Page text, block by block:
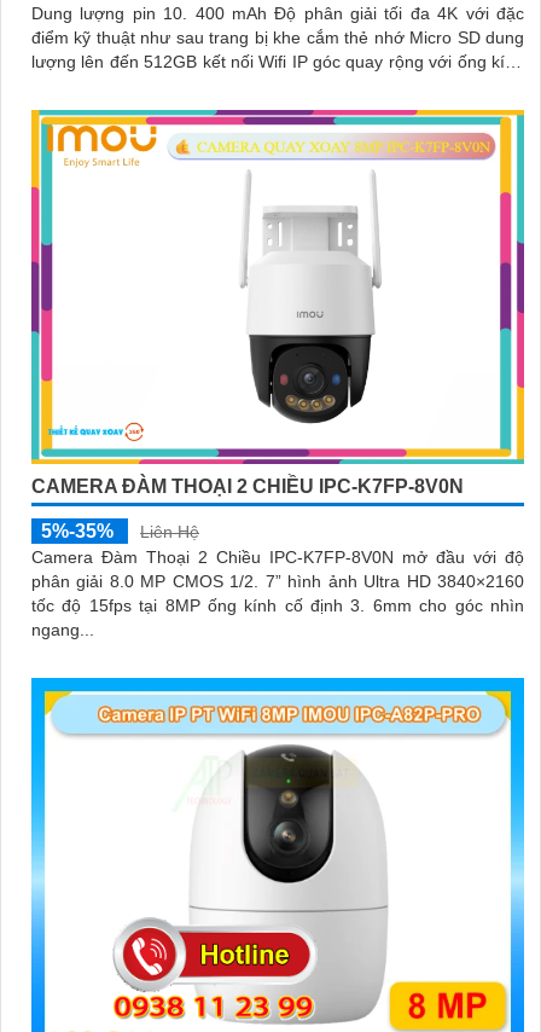
Dung lượng pin 10. 400 mAh Độ phân giải tối đa 4K với đặc
điểm kỹ thuật như sau trang bị khe cắm thẻ nhớ Micro SD dung
lượng lên đến 512GB kết nối Wifi IP góc quay rộng với ống kính
CAMERA ĐÀM THOẠI 2 CHIỀU IPC-K7FP-8V0N
5%-35%
Liên Hệ
Camera Đàm Thoại 2 Chiều IPC-K7FP-8V0N mở đầu với độ
phân giải 8.0 MP CMOS 1/2. 7” hình ảnh Ultra HD 3840×2160
tốc độ 15fps tại 8MP ống kính cố định 3. 6mm cho góc nhìn
ngang...